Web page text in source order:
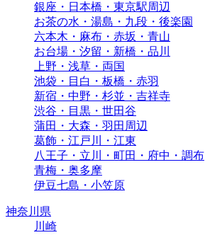
銀座・日本橋・東京駅周辺
お茶の水・湯島・九段・後楽園
六本木・麻布・赤坂・青山
お台場・汐留・新橋・品川
上野・浅草・両国
池袋・目白・板橋・赤羽
新宿・中野・杉並・吉祥寺
渋谷・目黒・世田谷
蒲田・大森・羽田周辺
葛飾・江戸川・江東
八王子・立川・町田・府中・調布
青梅・奥多摩
伊豆七島・小笠原
神奈川県
川崎